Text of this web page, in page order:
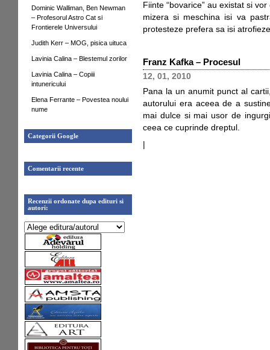
Dominic Walliman, Ben Newman
– Profesorul Astro Cat si
Frontierele Universului
Judith Kerr – MOG, pisica uituca
Lavinia Calina – Blestemul zorilor
Lavinia Calina – Copiii
intunericului
Elena Ferrante – Povestea noului
nume
Categorii Google
Comentarii recente
Recenzii ordonate dupa edituri si
autori:
Fiinte “bovarice” au existat si
mizera si meschina isi va
protesteze prefera sa isi
Franz Kafka – Procesul
12, 01, 2010
Pana la un anumit punct al
autorului era aceea de a
mai dulce si mai usor de
ceea ce cuprinde dreptul.